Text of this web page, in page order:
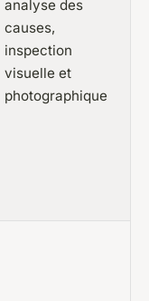
analyse des
causes,
inspection
visuelle et
photographique